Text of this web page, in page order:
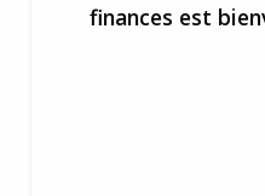
finances est